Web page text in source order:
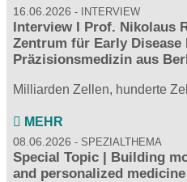
16.06.2026 INTERVIEW
Interview I Prof. Nikolaus
Zentrum für Early
Präzisionsmedizin aus
Milliarden Zellen, hunderte
MEHR
08.06.2026 SPEZIALTHEMA
Special Topic | Building
and personalized medicine